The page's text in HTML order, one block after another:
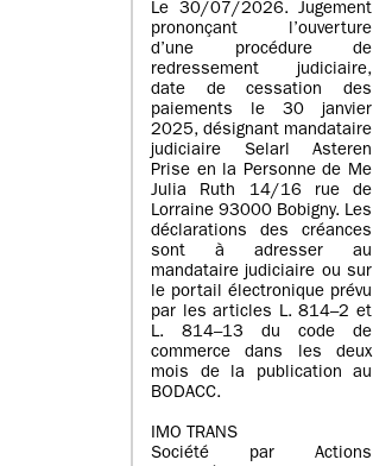
Le 30/07/2026. Jugement
prononçant l’ouverture
d’une procédure de
redressement judiciaire,
date de cessation des
paiements le 30 janvier
2025, désignant mandataire
judiciaire Selarl Asteren
Prise en la Personne de Me
Julia Ruth 14/16 rue de
Lorraine 93000 Bobigny. Les
déclarations des créances
sont à adresser au
mandataire judiciaire ou sur
le portail électronique prévu
par les articles L. 814–2 et
L. 814–13 du code de
commerce dans les deux
mois de la publication au
BODACC.
IMO TRANS
Société par Actions